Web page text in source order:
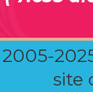
2005-
site